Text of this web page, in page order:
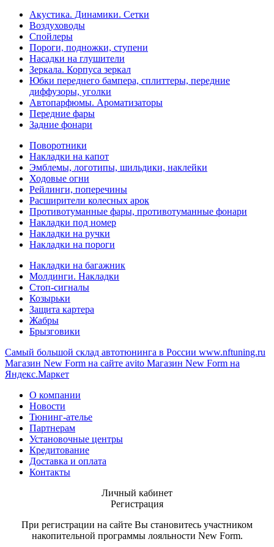
Акустика. Динамики. Сетки
Воздуховоды
Спойлеры
Пороги, подножки, ступени
Насадки на глушители
Зеркала. Корпуса зеркал
Юбки переднего бампера, сплиттеры, передние
диффузоры, уголки
Автопарфюмы. Ароматизаторы
Передние фары
Задние фонари
Поворотники
Накладки на капот
Эмблемы, логотипы, шильдики, наклейки
Ходовые огни
Рейлинги, поперечины
Расширители колесных арок
Противотуманные фары, противотуманные фонари
Накладки под номер
Накладки на ручки
Накладки на пороги
Накладки на багажник
Молдинги. Накладки
Стоп-сигналы
Козырьки
Защита картера
Жабры
Брызговики
Самый большой склад автотюнинга в России www.nftuning.ru
Магазин New Form на сайте avito Магазин New Form на
Яндекс.Маркет
О компании
Новости
Тюнинг-ателье
Партнерам
Установочные центры
Кредитование
Доставка и оплата
Контакты
Личный кабинет
Регистрация
При регистрации на сайте Вы становитесь участником
накопительной программы лояльности New Form.